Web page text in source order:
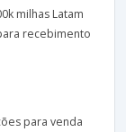
milhas Latam
recebimento
para venda